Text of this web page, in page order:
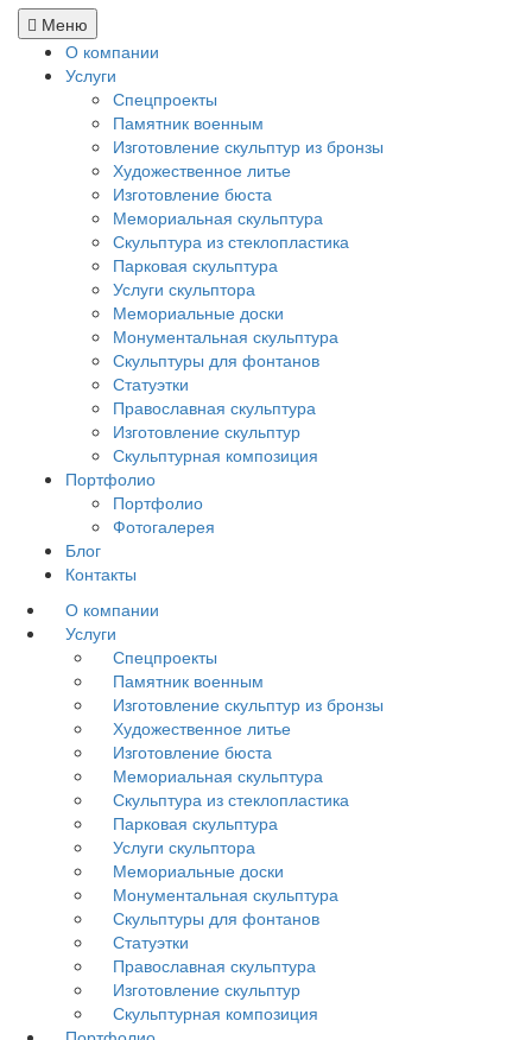
Меню
О компании
Услуги
Спецпроекты
Памятник военным
Изготовление скульптур из бронзы
Художественное литье
Изготовление бюста
Мемориальная скульптура
Скульптура из стеклопластика
Парковая скульптура
Услуги скульптора
Мемориальные доски
Монументальная скульптура
Скульптуры для фонтанов
Статуэтки
Православная скульптура
Изготовление скульптур
Скульптурная композиция
Портфолио
Портфолио
Фотогалерея
Блог
Контакты
О компании
Услуги
Спецпроекты
Памятник военным
Изготовление скульптур из бронзы
Художественное литье
Изготовление бюста
Мемориальная скульптура
Скульптура из стеклопластика
Парковая скульптура
Услуги скульптора
Мемориальные доски
Монументальная скульптура
Скульптуры для фонтанов
Статуэтки
Православная скульптура
Изготовление скульптур
Скульптурная композиция